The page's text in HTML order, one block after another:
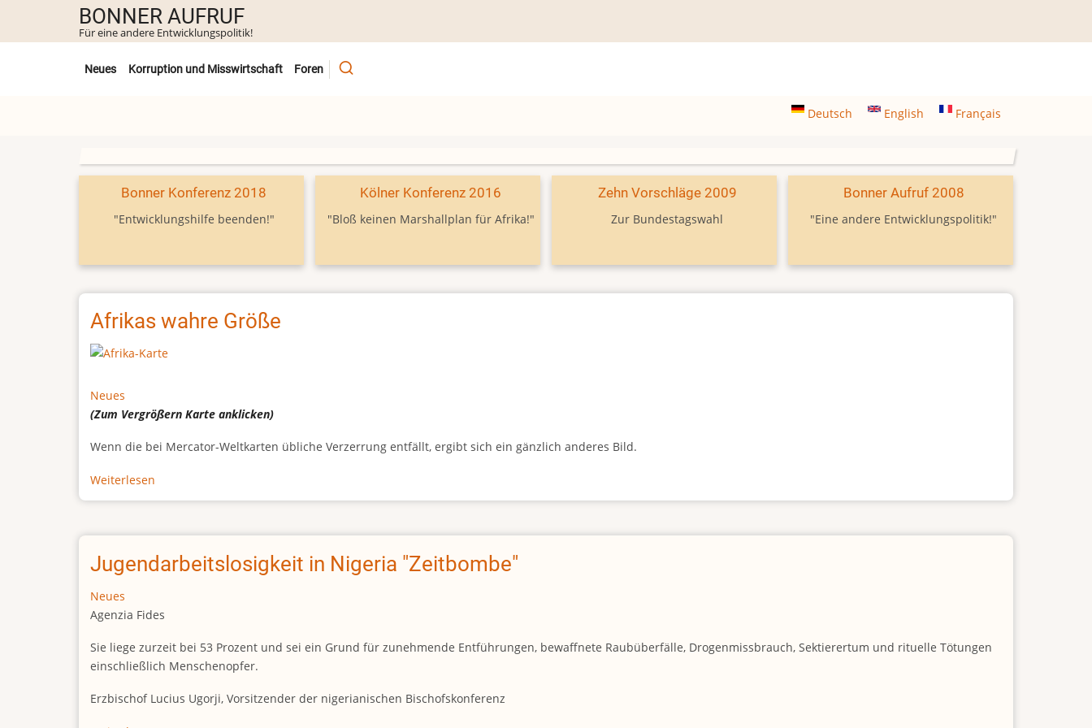
Inhalt
BONNER AUFRUF
Für eine andere Entwicklungspolitik!
Untermenü
Neues Korruption und Misswirtschaft Foren
Deutsch English Français
Bonner Konferenz 2018
"Entwicklungshilfe beenden!"
Kölner Konferenz 2016
"Bloß keinen Marshallplan für Afrika!"
Zehn Vorschläge 2009
Zur Bundestagswahl
Bonner Aufruf 2008
"Eine andere Entwicklungspolitik!"
Afrikas wahre Größe
Neues
(Zum VergrößernKarte anklicken)
Wenn die bei Mercator-Weltkarten übliche Verzerrung entfällt, ergibt sich ein gänzlich anderes Bild.
Weiterlesen
Afrikas
Größe
Jugendarbeitslosigkeit in Nigeria "Zeitbombe"
Neues
Agenzia Fides
Sie liege zurzeit bei 53 Prozent und sei ein Grund für zunehmende Entführungen, bewaffnete Raubüberfälle, Drogenmissbrauch, Sektierertum und rituelle Tötungen
einschließlich Menschenopfer.
Erzbischof Lucius Ugorji, Vorsitzender der nigerianischen Bischofskonferenz